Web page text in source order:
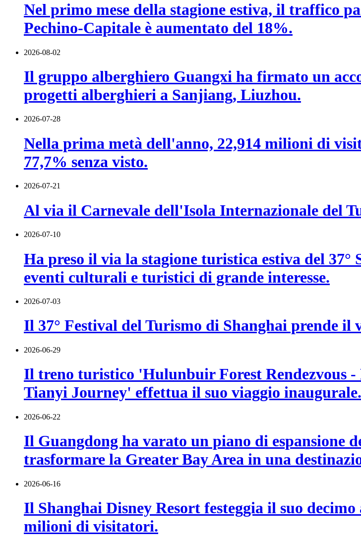
Nel primo mese della stagione estiva, il traffico
Pechino-Capitale è aumentato del 18%.
2026-08-02
Il gruppo alberghiero Guangxi ha firmato un
progetti alberghieri a Sanjiang, Liuzhou.
2026-07-28
Nella prima metà dell'anno, 22,914 milioni di
77,7% senza visto.
2026-07-21
Al via il Carnevale dell'Isola Internazionale del
2026-07-10
Ha preso il via la stagione turistica estiva del 37°
eventi culturali e turistici di grande interesse.
2026-07-03
Il 37° Festival del Turismo di Shanghai prende il
2026-06-29
Il treno turistico 'Hulunbuir Forest Rendezvous
Tianyi Journey' effettua il suo viaggio inaugurale.
2026-06-22
Il Guangdong ha varato un piano di espansione
trasformare la Greater Bay Area in una
2026-06-16
Il Shanghai Disney Resort festeggia il suo
milioni di visitatori.